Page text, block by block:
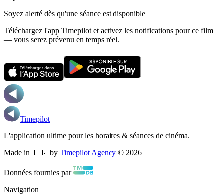
Soyez alerté dès qu'une séance est disponible
Téléchargez l'app Timepilot et activez les notifications pour ce film
— vous serez prévenu en temps réel.
Timepilot
L'application ultime pour les horaires & séances de cinéma.
Made in 🇫🇷 by Timepilot Agency © 2026
Données fournies par
Navigation